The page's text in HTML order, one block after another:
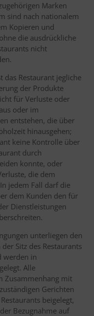
Marken
sind nach nationalem
Kopieren und
die ausdrückliche
nicht
das Restaurant jegliche
der Produkte
für Verluste oder
oder im
entstehen, die über
hinausgehen;
keine Kontrolle über
durch
konnte, oder
die dem
jedem Fall darf die
dem Kunden den für
Dienstleistungen
unterliegen den
Sitz des Restaurants
werden in
Alle
Zusammenhang mit
Gerichten
beigelegt,
Bezugnahme auf